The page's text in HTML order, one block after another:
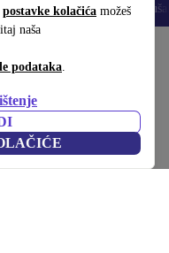
postavke kolačića možeš
naša
podataka.
Pametni satovi Dodaci
Gen
11 Pro
538,90 €